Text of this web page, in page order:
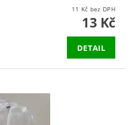
11 Kč bez DPH
13 Kč
DETAIL